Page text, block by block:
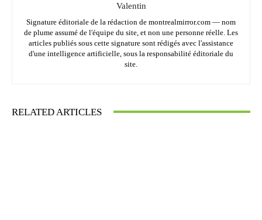
Valentin
Signature éditoriale de la rédaction de montrealmirror.com — nom
de plume assumé de l'équipe du site, et non une personne réelle. Les
articles publiés sous cette signature sont rédigés avec l'assistance
d'une intelligence artificielle, sous la responsabilité éditoriale du
site.
RELATED ARTICLES